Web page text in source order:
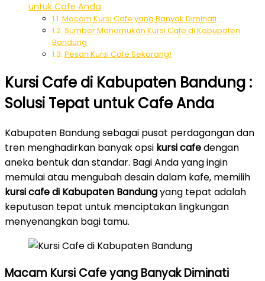
untuk Cafe Anda
Macam Kursi Cafe yang Banyak Diminati
Sumber Menemukan Kursi Cafe di Kabupaten
Bandung
Pesan Kursi Cafe Sekarang!
Kursi Cafe di Kabupaten Bandung :
Solusi Tepat untuk Cafe Anda
Kabupaten Bandung sebagai pusat perdagangan dan
tren menghadirkan banyak opsi kursi cafedengan
aneka bentuk dan standar. Bagi Anda yang ingin
memulai atau mengubah desain dalam kafe, memilih
kursi cafe di Kabupaten Bandungyang tepat adalah
keputusan tepat untuk menciptakan lingkungan
menyenangkan bagi tamu.
Macam Kursi Cafe yang Banyak Diminati